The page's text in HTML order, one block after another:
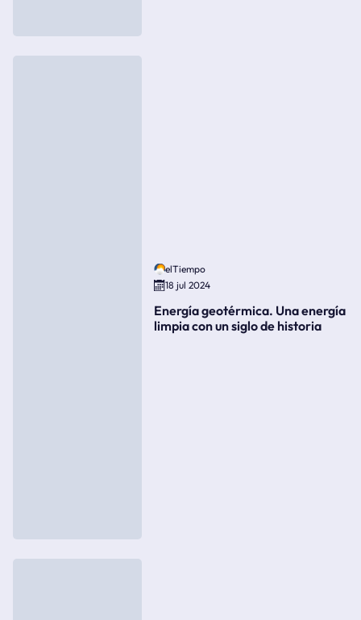
elTiempo
18 jul 2024
Energía geotérmica. Una energía
limpia con un siglo de historia